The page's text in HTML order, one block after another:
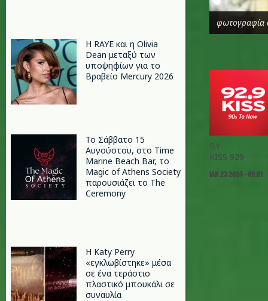
Η RAYE και η Olivia
Dean μεταξύ των
υποψηφίων για το
Βραβείο Mercury 2026
Το Σάββατο 15
Αυγούστου, στο Time
Marine Beach Bar, το
Magic of Athens Society
παρουσιάζει το The
Ceremony
H Katy Perry
«εγκλωβίστηκε» μέσα
σε ένα τεράστιο
πλαστικό μπουκάλι σε
συναυλία
φωτογραφία
BY
KISS 929
ΙΑΝ 23 2024 - 09:01